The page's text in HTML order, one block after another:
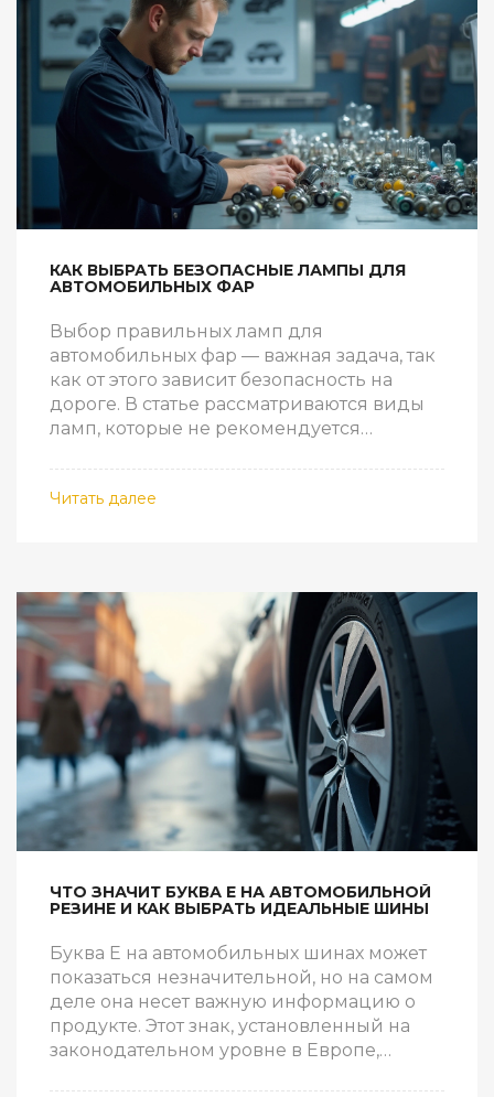
КАК ВЫБРАТЬ БЕЗОПАСНЫЕ ЛАМПЫ ДЛЯ
АВТОМОБИЛЬНЫХ ФАР
Выбор правильных ламп для
автомобильных фар — важная задача, так
как от этого зависит безопасность на
дороге. В статье рассматриваются виды
ламп, которые не рекомендуется
Опасность некачественных или
неподходящих ламп может привести к
по выбору безопасных ламп и получение
наилучшего результата от освещения.
Читать далее
ЧТО ЗНАЧИТ БУКВА Е НА АВТОМОБИЛЬНОЙ
РЕЗИНЕ И КАК ВЫБРАТЬ ИДЕАЛЬНЫЕ ШИНЫ
Буква Е на автомобильных шинах может
показаться незначительной, но на самом
деле она несет важную информацию о
продукте. Этот знак, установленный на
законодательном уровне в Европе,